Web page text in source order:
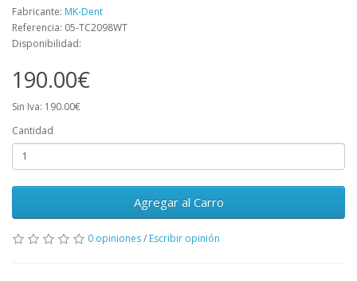
Fabricante: MK-Dent
Referencia: 05-TC2098WT
Disponibilidad:
190.00€
Sin Iva: 190.00€
Cantidad
Agregar al Carro
0 opiniones/ Escribir opinión